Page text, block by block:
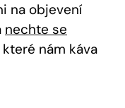
⁣na objevení
nechte se
nám káva